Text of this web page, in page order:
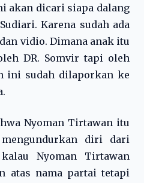
akan dicari siapa dalang
Karena sudah ada
vidio. Dimana anak itu
DR. Somvir tapi oleh
ini sudah dilaporkan ke
Nyoman Tirtawan itu
diri dari
Nyoman Tirtawan
atas nama partai tetapi